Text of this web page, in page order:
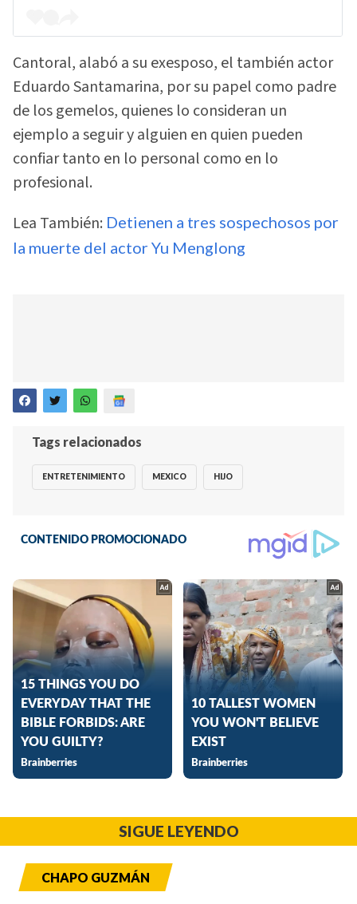
Cantoral, alabó a su exesposo, el también actor
Eduardo Santamarina, por su papel como padre
de los gemelos, quienes lo consideran un
ejemplo a seguir y alguien en quien pueden
confiar tanto en lo personal como en lo
profesional.
Lea También: Detienen a tres sospechosos por
la muerte del actor Yu Menglong
Tags relacionados
ENTRETENIMIENTO MEXICO HIJO
SIGUE LEYENDO
CHAPO GUZMÁN